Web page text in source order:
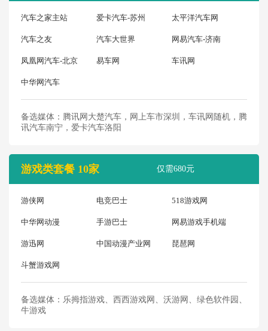
汽车之家主站 爱卡汽车-苏州 太平洋汽车网
汽车之友 汽车大世界 网易汽车-济南
凤凰网汽车-北京 易车网 车讯网
中华网汽车
备选媒体：腾讯网大楚汽车，网上车市深圳，车讯网随机，腾
讯汽车南宁，爱卡汽车洛阳
游戏类套餐 10家 仅需680元
游侠网 电竞巴士 518游戏网
中华网动漫 手游巴士 网易游戏手机端
游迅网 中国动漫产业网 琵琶网
斗蟹游戏网
备选媒体：乐拇指游戏、西西游戏网、沃游网、绿色软件园、
牛游戏